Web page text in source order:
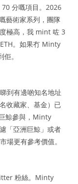
分嘅項目。2026
藝術家系列，團隊
極高，我 mint 咗 3
。如果冇 Minty
。
到有邊啲知名地址
收藏家、基金）已
鯨參與，Minty
「亞洲巨鯨」或者
場更有參考價值。
粉絲。Minty